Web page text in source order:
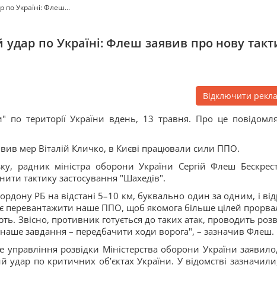
по Україні: Флеш...
удар по Україні: Флеш заявив про нову
Відключити
по території України вдень, 13 травня. Про це
мер Віталій Кличко, в Києві працювали сили ППО.
радник міністра оборони України Сергій Флеш
тактику застосування "Шахедів".
РБ на відстані 5–10 км, буквально один за одним, і
перевантажити наше ППО, щоб якомога більше цілей
Звісно, противник готується до таких атак, проводить
завдання – передбачити ходи ворога", – зазначив Флеш.
розвідки Міністерства оборони України
удар по критичних обʼєктах України. У відомстві